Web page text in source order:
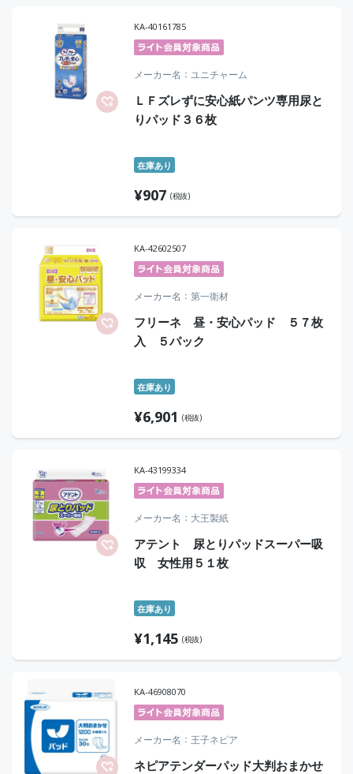
KA-40161785
メーカー名 ユニチャーム
ＬＦズレずに安心紙パンツ専用尿と
りパッド３６枚
在庫あり
¥907 (税抜)
KA-42602507
メーカー名 第一衛材
フリーネ 昼・安心パッド ５７枚
入 ５パック
在庫あり
¥6,901 (税抜)
KA-43199334
メーカー名 大王製紙
アテント 尿とりパッドスーパー吸
収 女性用５１枚
在庫あり
¥1,145 (税抜)
KA-46908070
メーカー名 王子ネピア
ネピアテンダーパッド大判おまかせ